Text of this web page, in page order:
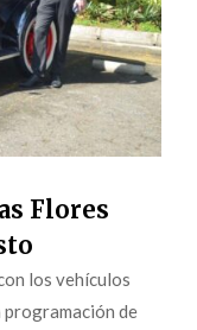
Flores
los vehículos
programación de